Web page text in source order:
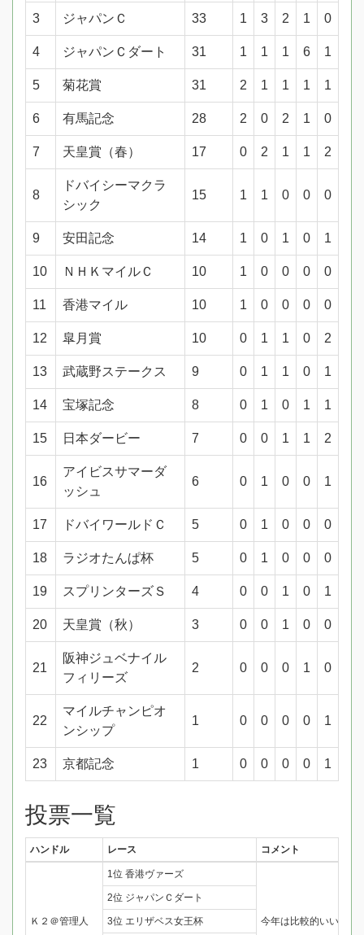
3 ジャパンＣ 33 1 3 2 1 0
4 ジャパンＣダート 31 1 1 1 6 1
5 菊花賞 31 2 1 1 1 1
6 有馬記念 28 2 0 2 1 0
7 天皇賞（春） 17 0 2 1 1 2
8
ドバイシーマクラ
シック
15 1 1 0 0 0
9 安田記念 14 1 0 1 0 1
10 ＮＨＫマイルＣ 10 1 0 0 0 0
11 香港マイル 10 1 0 0 0 0
12 皐月賞 10 0 1 1 0 2
13 武蔵野ステークス 9 0 1 1 0 1
14 宝塚記念 8 0 1 0 1 1
15 日本ダービー 7 0 0 1 1 2
16
アイビスサマーダ
ッシュ
6 0 1 0 0 1
17 ドバイワールドＣ 5 0 1 0 0 0
18 ラジオたんぱ杯 5 0 1 0 0 0
19 スプリンターズＳ 4 0 0 1 0 1
20 天皇賞（秋） 3 0 0 1 0 0
21
阪神ジュベナイル
フィリーズ
2 0 0 0 1 0
22
マイルチャンピオ
ンシップ
1 0 0 0 0 1
23 京都記念 1 0 0 0 0 1
投票一覧
ハンドル レース コメント
Ｋ２＠管理人
1位 香港ヴァーズ
今年は比較的いいレー
2位 ジャパンＣダート
3位 エリザベス女王杯